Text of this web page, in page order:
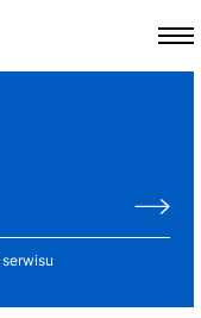
serwisu